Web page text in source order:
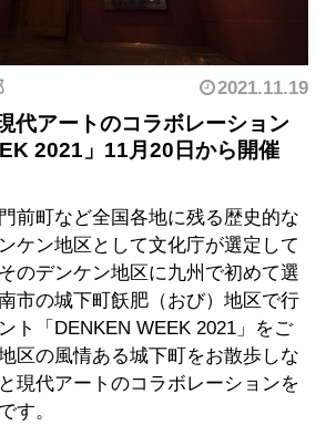
2021.11.19
代アートのコラボレーション
2021」11月20日から開催
前町など全国各地に残る歴史的な
ケン地区として文化庁が選定して
のデンケン地区に九州で初めて選
市の城下町飫肥（おび）地区で行
ト「DENKEN WEEK 2021」をご
区の風情ある城下町をお散歩しな
現代アートのコラボレーションを
す。